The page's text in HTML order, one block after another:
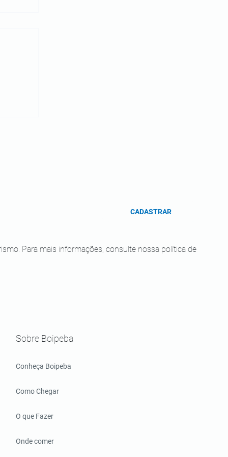
Sobre Boipeba
Conheça Boipeba
Como Chegar
O que Fazer
Onde comer
Para mais informações, consulte nossa política de
CADASTRAR